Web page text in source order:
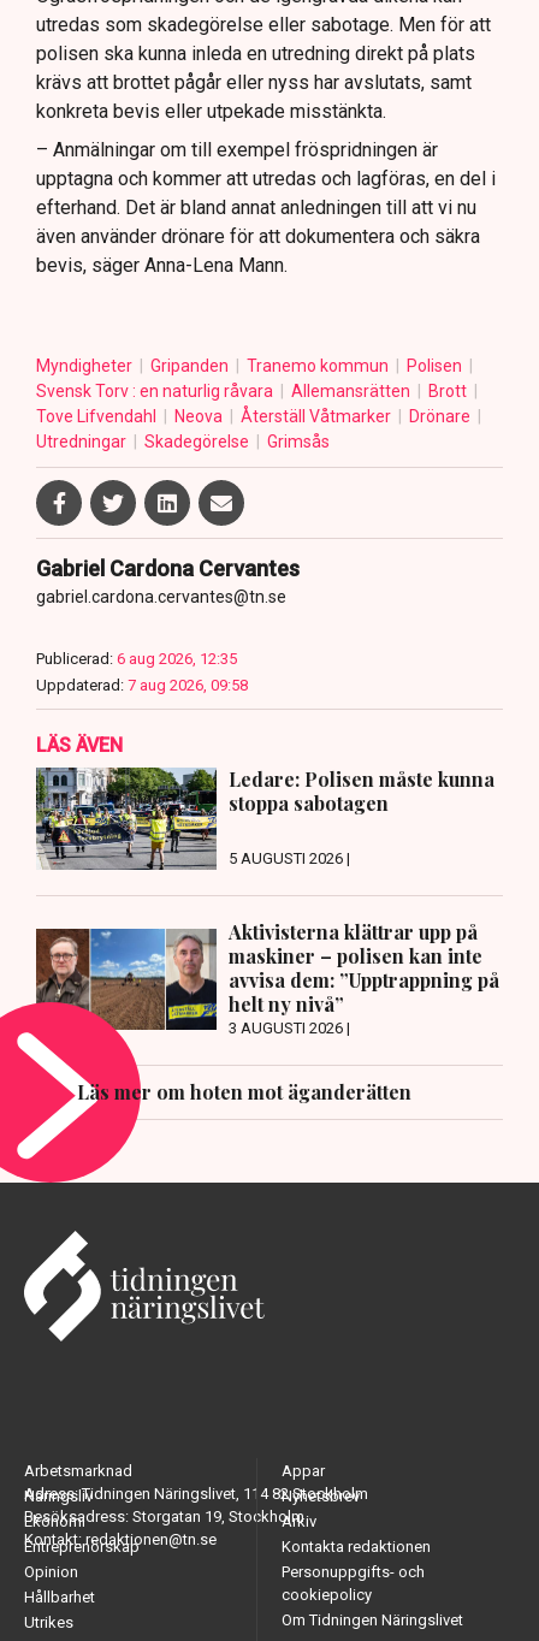
utredas som skadegörelse eller sabotage. Men för att
polisen ska kunna inleda en utredning direkt på plats
krävs att brottet pågår eller nyss har avslutats, samt
konkreta bevis eller utpekade misstänkta.
– Anmälningar om till exempel fröspridningen är
upptagna och kommer att utredas och lagföras, en del i
efterhand. Det är bland annat anledningen till att vi nu
även använder drönare för att dokumentera och säkra
bevis, säger Anna-Lena Mann.
Myndigheter Gripanden Tranemo kommun
Polisen
Svensk Torv : en naturlig råvara
Allemansrätten
Brott
Tove Lifvendahl
Neova Återställ Våtmarker
Drönare
Utredningar
Skadegörelse Grimsås
Gabriel Cardona Cervantes
gabriel.cardona.cervantes@tn.se
Publicerad: 6 aug 2026, 12:35
Uppdaterad: 7 aug 2026, 09:58
LÄS ÄVEN
Ledare: Polisen måste kunna
stoppa sabotagen
5 AUGUSTI 2026 |
Aktivisterna klättrar upp på
maskiner – polisen kan inte
avvisa dem: ”Upptrappning på
helt ny nivå”
3 AUGUSTI 2026 |
Läs mer om hoten mot äganderätten
Adress: Tidningen Näringslivet, 114 82 Stockholm
Besöksadress: Storgatan 19, Stockholm
Kontakt: redaktionen@tn.se
Arbetsmarknad
Näringsliv
Ekonomi
Entreprenörskap
Opinion
Hållbarhet
Utrikes
Appar
Nyhetsbrev
Arkiv
Kontakta redaktionen
Personuppgifts- och
cookiepolicy
Om Tidningen Näringslivet